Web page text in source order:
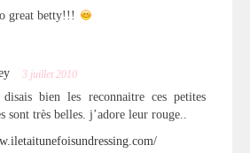
great betty!!!
3 juillet 2010
bien les reconnaitre ces petites
sont très belles. j’adore leur rouge..